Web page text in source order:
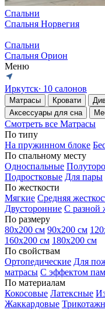
Спальни
Спальня Норвегия
Спальни
Спальня Орион
Меню
Иркутск∙ 10 салонов
Матрасы Кровати
Аксессуары для сна
Смотреть все Матрасы
По типу
На пружинном блоке
По спальному месту
Односпальные
Подростковые Для пары
По жесткости
Мягкие Средняя
Двусторонние С разной
По размеру
80х200 см 90х200 см
160х200 см 180х200 см
По свойствам
Ортопедические Для
матрасы С эффектом
По материалам
Кокосовые Латексные
Жаккардовые